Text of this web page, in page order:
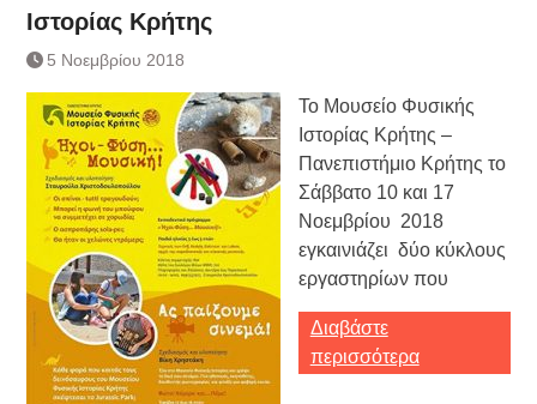
Ιστορίας Κρήτης
5 Νοεμβρίου 2018
Το Μουσείο Φυσικής
Ιστορίας Κρήτης –
Πανεπιστήμιο Κρήτης το
Σάββατο 10 και 17
Νοεμβρίου 2018
εγκαινιάζει δύο κύκλους
εργαστηρίων που
Διαβάστε
περισσότερα